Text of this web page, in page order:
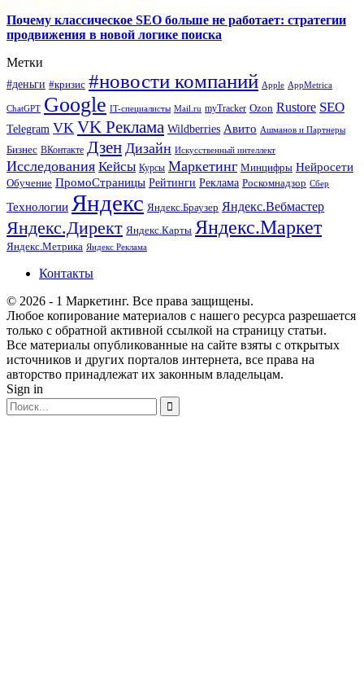
Почему классическое SEO больше не работает: стратегии
продвижения в новой логике поиска
Метки
#деньги #кризис #новости компаний Apple AppMetrica
ChatGPT Google IT-специалисты Mail.ru myTracker Ozon Rustore SEO
Telegram VK VK Реклама Wildberries Авито Ашманов и Партнеры
Бизнес ВКонтакте Дзен Дизайн Искусственный интеллект
Исследования Кейсы Курсы Маркетинг Минцифры Нейросети
Обучение ПромоСтраницы Рейтинги Реклама Роскомнадзор Сбер
Технологии Яндекс Яндекс.Браузер Яндекс.Вебмастер
Яндекс.Директ Яндекс.Карты Яндекс.Маркет
Яндекс.Метрика Яндекс Реклама
Контакты
© 2026 - 1 Маркетинг. Все права защищены.
Любое копирование материалов с нашего ресурса разрешается
только с обратной активной ссылкой на страницу статьи.
Все материалы опубликованные на сайте взяты с открытых
источников и других порталов интернета, все права на
авторство принадлежат их законным владельцам.
Sign in